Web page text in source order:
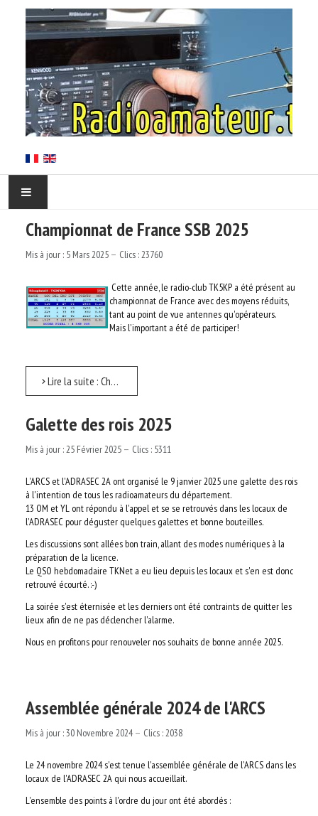
ACCUEIL
EN CORSE
L'ARCS
AUTRES ASSOCIATIONS
LE RÉSEAU TKNET
Championnat de France SSB 2025
Mis à jour : 5 Mars 2025 Clics : 23760
Cette année, le radio-club TK5KP a été présent au
championnat de France avec des moyens réduits,
tant au point de vue antennes qu'opérateurs.
Mais l'important a été de participer!
Lire la suite : Championnat de France SSB 2025
Galette des rois 2025
Mis à jour : 25 Février 2025 Clics : 5311
L'ARCS et l'ADRASEC 2A ont organisé le 9 janvier 2025 une galette des rois
à l'intention de tous les radioamateurs du département.
13 OM et YL ont répondu à l'appel et se se retrouvés dans les locaux de
l'ADRASEC pour déguster quelques galettes et bonne bouteilles.
Les discussions sont allées bon train, allant des modes numériques à la
préparation de la licence.
Le QSO hebdomadaire TKNet a eu lieu depuis les locaux et s'en est donc
retrouvé écourté. :-)
La soirée s'est éternisée et les derniers ont été contraints de quitter les
lieux afin de ne pas déclencher l'alarme.
Nous en profitons pour renouveler nos souhaits de bonne année 2025.
Assemblée générale 2024 de l'ARCS
Mis à jour : 30 Novembre 2024 Clics : 2038
Le 24 novembre 2024 s'est tenue l'assemblée générale de l'ARCS dans les
locaux de l'ADRASEC 2A qui nous accueillait.
L'ensemble des points à l'ordre du jour ont été abordés :